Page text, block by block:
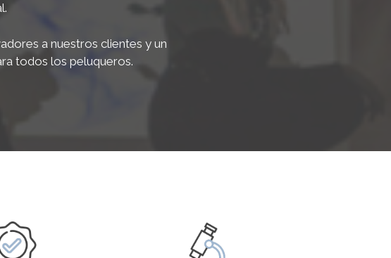
a nuestros clientes y un
todos los peluqueros.